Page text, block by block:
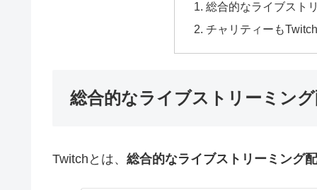
総合的なライブスト
チャリティーも
総合的なライブストリーミン
Twitchとは、 総合的なライブストリーミング